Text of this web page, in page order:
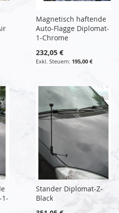
Magnetisch haftende
Auto-Flagge Diplomat-
1-Chrome
232,05 €
195,00 €
Stander Diplomat-Z-
Black